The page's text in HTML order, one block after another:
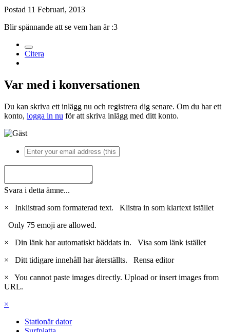
Postad 11 Februari, 2013
Blir spännande att se vem han är :3
Citera
Var med i konversationen
Du kan skriva ett inlägg nu och registrera dig senare. Om du har ett
konto, logga in nu för att skriva inlägg med ditt konto.
Svara i detta ämne...
×
Inklistrad som formaterad text. Klistra in som klartext istället
Only 75 emoji are allowed.
×
Din länk har automatiskt bäddats in. Visa som länk istället
×
Ditt tidigare innehåll har återställts. Rensa editor
×
You cannot paste images directly. Upload or insert images from
URL.
×
Stationär dator